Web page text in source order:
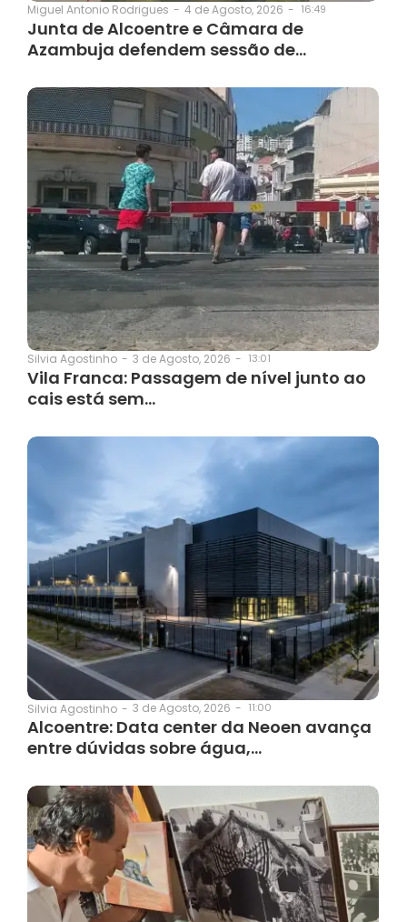
Miguel Antonio Rodrigues - 4 de Agosto, 2026 - 16:49
Junta de Alcoentre e Câmara de
Azambuja defendem sessão de…
Silvia Agostinho - 3 de Agosto, 2026 - 13:01
Vila Franca: Passagem de nível junto ao
cais está sem…
Silvia Agostinho - 3 de Agosto, 2026 - 11:00
Alcoentre: Data center da Neoen avança
entre dúvidas sobre água,…